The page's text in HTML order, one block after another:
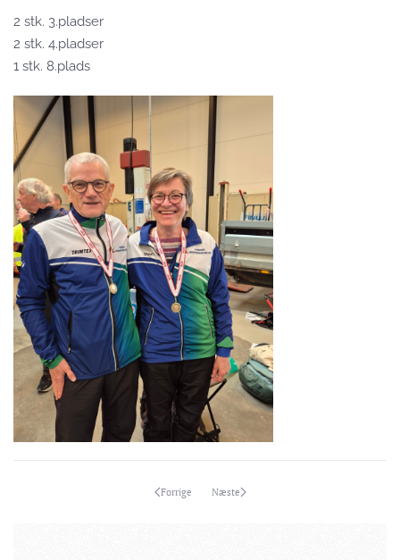
2 stk. 3.pladser
2 stk. 4.pladser
1 stk. 8.plads
Forrige Næste